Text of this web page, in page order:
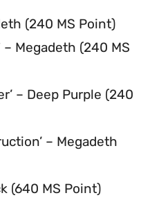
(240 MS Point)
– Megadeth (240 MS
– Deep Purple (240
– Megadeth
(640 MS Point)